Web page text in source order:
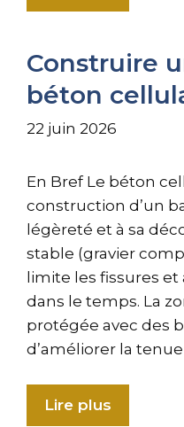
Construire
béton
22 juin 2026
En Bref Le béton
construction d’un
légèreté et à sa
stable (gravier
limite les fissures
dans le temps. La
protégée avec des
d’améliorer la tenue
Lire plus